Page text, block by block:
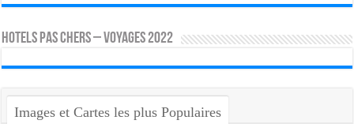
HOTELS PAS CHERS – VOYAGES 2022
Images et Cartes les plus Populaires